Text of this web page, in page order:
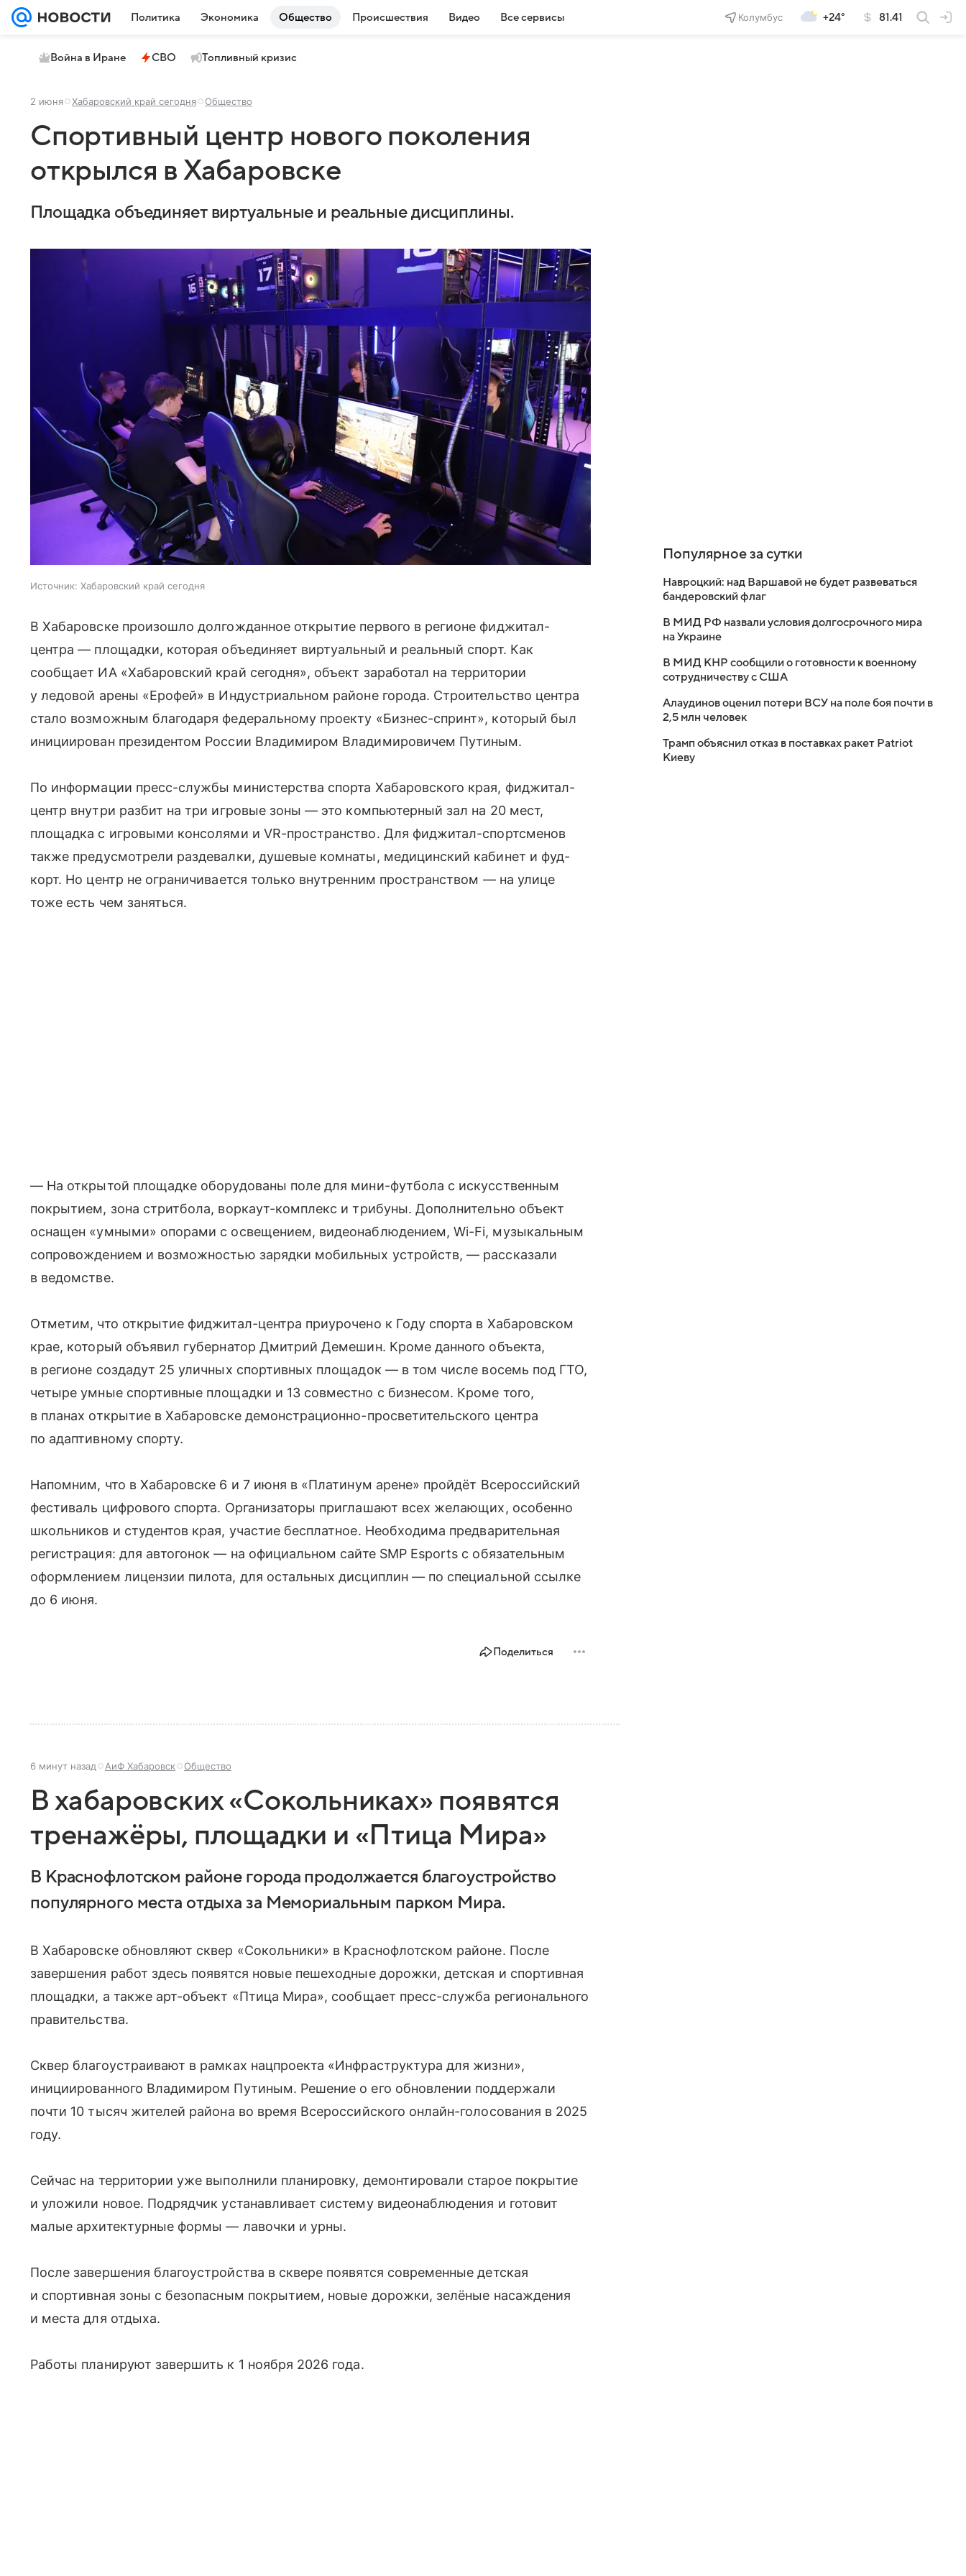
Политика Экономика Общество Происшествия Видео Все сервисы Колумбус +24° 81.41
Война в Иране СВО Топливный кризис
2 июня Хабаровский край сегодня Общество
Спортивный центр нового поколения
открылся в Хабаровске
Площадка объединяет виртуальные и реальные дисциплины.
Источник: Хабаровский край сегодня
В Хабаровске произошло долгожданное открытие первого в регионе фиджитал-
центра — площадки, которая объединяет виртуальный и реальный спорт. Как
сообщает ИА «Хабаровский край сегодня», объект заработал на территории
у ледовой арены «Ерофей» в Индустриальном районе города. Строительство центра
стало возможным благодаря федеральному проекту «Бизнес-спринт», который был
инициирован президентом России Владимиром Владимировичем Путиным.
По информации пресс-службы министерства спорта Хабаровского края, фиджитал-
центр внутри разбит на три игровые зоны — это компьютерный зал на 20 мест,
площадка с игровыми консолями и VR-пространство. Для фиджитал-спортсменов
также предусмотрели раздевалки, душевые комнаты, медицинский кабинет и фуд-
корт. Но центр не ограничивается только внутренним пространством — на улице
тоже есть чем заняться.
— На открытой площадке оборудованы поле для мини-футбола с искусственным
покрытием, зона стритбола, воркаут-комплекс и трибуны. Дополнительно объект
оснащен «умными» опорами с освещением, видеонаблюдением, Wi-Fi, музыкальным
сопровождением и возможностью зарядки мобильных устройств, — рассказали
в ведомстве.
Отметим, что открытие фиджитал-центра приурочено к Году спорта в Хабаровском
крае, который объявил губернатор Дмитрий Демешин. Кроме данного объекта,
в регионе создадут 25 уличных спортивных площадок — в том числе восемь под ГТО,
четыре умные спортивные площадки и 13 совместно с бизнесом. Кроме того,
в планах открытие в Хабаровске демонстрационно-просветительского центра
по адаптивному спорту.
Напомним, что в Хабаровске 6 и 7 июня в «Платинум арене» пройдёт Всероссийский
фестиваль цифрового спорта. Организаторы приглашают всех желающих, особенно
школьников и студентов края, участие бесплатное. Необходима предварительная
регистрация: для автогонок — на официальном сайте SMP Esports с обязательным
оформлением лицензии пилота, для остальных дисциплин — по специальной ссылке
до 6 июня.
Поделиться
6 минут назад АиФ Хабаровск Общество
В хабаровских «Сокольниках» появятся
тренажёры, площадки и «Птица Мира»
В Краснофлотском районе города продолжается благоустройство
популярного места отдыха за Мемориальным парком Мира.
В Хабаровске обновляют сквер «Сокольники» в Краснофлотском районе. После
завершения работ здесь появятся новые пешеходные дорожки, детская и спортивная
площадки, а также арт-объект «Птица Мира», сообщает пресс-служба регионального
правительства.
Сквер благоустраивают в рамках нацпроекта «Инфраструктура для жизни»,
инициированного Владимиром Путиным. Решение о его обновлении поддержали
почти 10 тысяч жителей района во время Всероссийского онлайн-голосования в 2025
году.
Сейчас на территории уже выполнили планировку, демонтировали старое покрытие
и уложили новое. Подрядчик устанавливает систему видеонаблюдения и готовит
малые архитектурные формы — лавочки и урны.
После завершения благоустройства в сквере появятся современные детская
и спортивная зоны с безопасным покрытием, новые дорожки, зелёные насаждения
и места для отдыха.
Работы планируют завершить к 1 ноября 2026 года.
Популярное за сутки
Навроцкий: над Варшавой не будет развеваться
бандеровский флаг
В МИД РФ назвали условия долгосрочного мира
на Украине
В МИД КНР сообщили о готовности к военному
сотрудничеству с США
Алаудинов оценил потери ВСУ на поле боя почти в
2,5 млн человек
Трамп объяснил отказ в поставках ракет Patriot
Киеву